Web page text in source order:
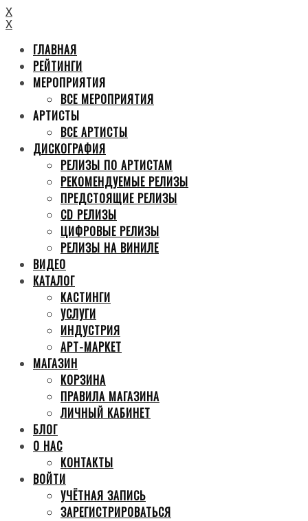
X
X
ГЛАВНАЯ
РЕЙТИНГИ
МЕРОПРИЯТИЯ
ВСЕ МЕРОПРИЯТИЯ
АРТИСТЫ
ВСЕ АРТИСТЫ
ДИСКОГРАФИЯ
РЕЛИЗЫ ПО АРТИСТАМ
РЕКОМЕНДУЕМЫЕ РЕЛИЗЫ
ПРЕДСТОЯЩИЕ РЕЛИЗЫ
CD РЕЛИЗЫ
ЦИФРОВЫЕ РЕЛИЗЫ
РЕЛИЗЫ НА ВИНИЛЕ
ВИДЕО
КАТАЛОГ
КАСТИНГИ
УСЛУГИ
ИНДУСТРИЯ
АРТ-МАРКЕТ
МАГАЗИН
КОРЗИНА
ПРАВИЛА МАГАЗИНА
ЛИЧНЫЙ КАБИНЕТ
БЛОГ
О НАС
КОНТАКТЫ
ВОЙТИ
УЧЁТНАЯ ЗАПИСЬ
ЗАРЕГИСТРИРОВАТЬСЯ